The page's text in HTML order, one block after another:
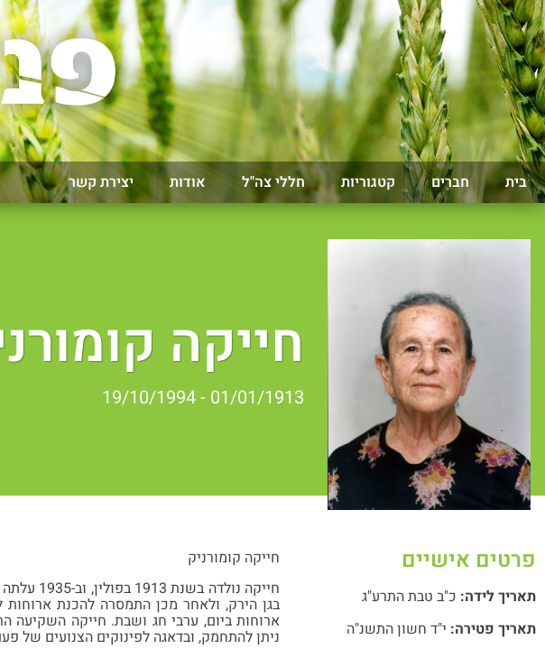
בית חברים קטגוריות חללי צה"ל אודות יצירת קשר
חייקה
01/01/1913 - 19/10/1994
פרטים אישיים
תאריך לידה: כ"ב טבת התרע"ג
תאריך פטירה: י"ד חשון התשנ"ה
חייקה קומורניק
חייקה
בגן הירק, ולאחר מכן התמסרה להכנת
ארוחות ביום, ערבי חג ושבת. חייקה השקיעה
ניתן להתחמק, ובדאגה לפינוקים הצנועים של